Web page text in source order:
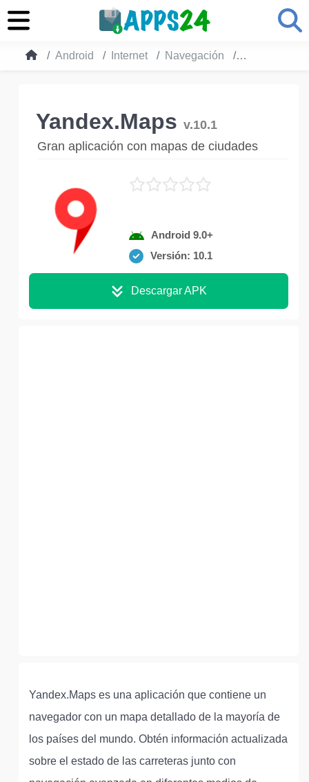
Android Internet Navegación Yandex.Maps
Yandex.Maps v.10.1
Gran aplicación con mapas de ciudades
Android 9.0+
Versión: 10.1
Descargar APK
Yandex.Maps es una aplicación que contiene un
navegador con un mapa detallado de la mayoría de
los países del mundo. Obtén información actualizada
sobre el estado de las carreteras junto con